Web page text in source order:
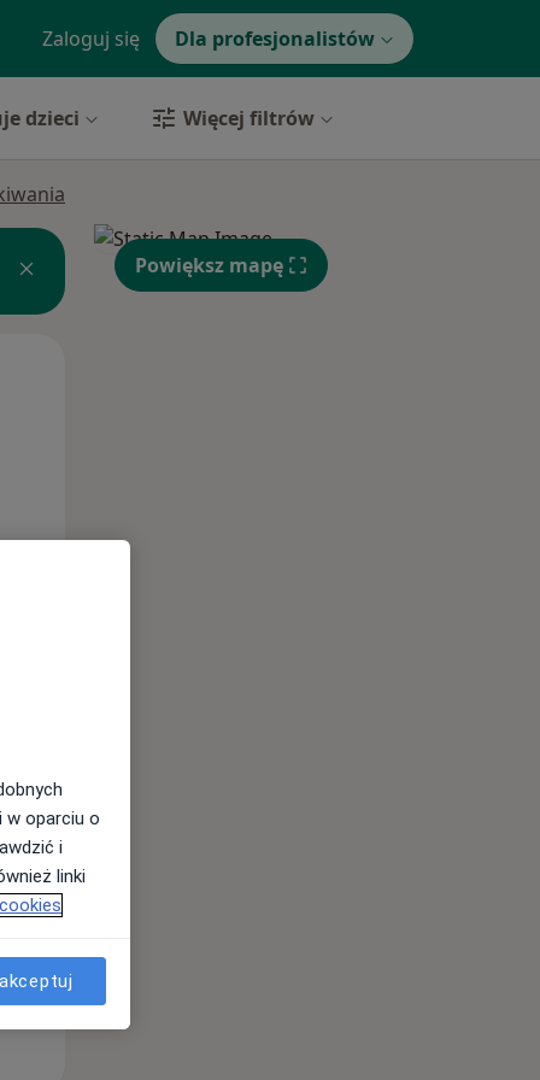
Zaloguj się Dla profesjonalistów
dzieci Więcej filtrów
10 Sie
Powiększ mapę
w oparciu o
i
linki